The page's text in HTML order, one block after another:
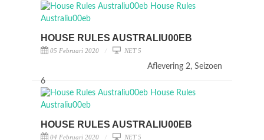
HOUSE RULES AUSTRALIU00EB
05 Februari 2020 NET 5
Aflevering 2, Seizoen
6
HOUSE RULES AUSTRALIU00EB
04 Februari 2020 NET 5